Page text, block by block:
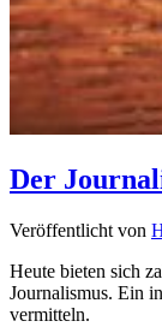
Der
Veröffentlicht von
Heute bieten sich
Journalismus. Ein
vermitteln.